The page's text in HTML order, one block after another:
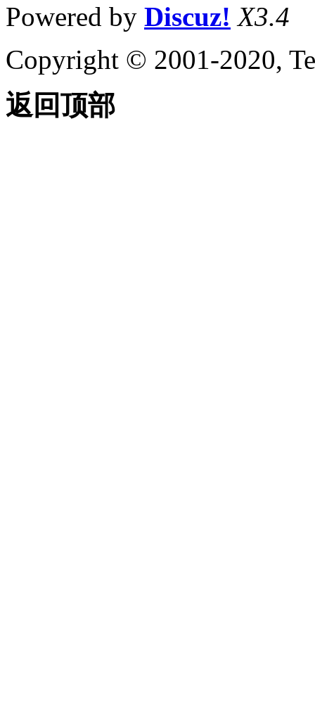
Powered by Discuz! X3.4
Copyright © 2001-2020,
返回顶部